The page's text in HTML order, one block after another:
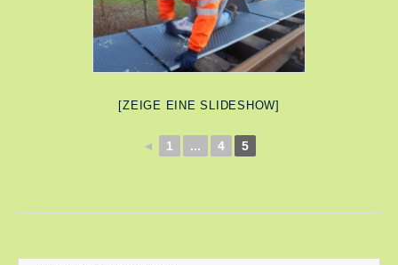
[ZEIGE EINE SLIDESHOW]
◄ 1 ... 4 5